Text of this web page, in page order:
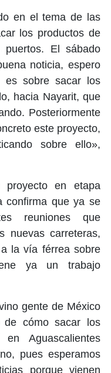
en el tema de las
los productos de
puertos. El sábado
noticia, espero
es sobre sacar los
hacia Nayarit, que
Posteriormente
este proyecto,
sobre ello»,
en etapa
confirma que ya se
reuniones que
nuevas carreteras,
la vía férrea sobre
ya un trabajo
gente de México
de cómo sacar los
Aguascalientes
pues esperamos
porque vienen